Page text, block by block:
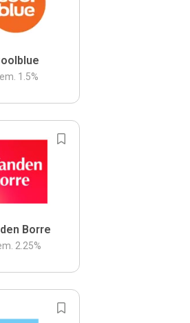
1.5%
Borre
2.25%